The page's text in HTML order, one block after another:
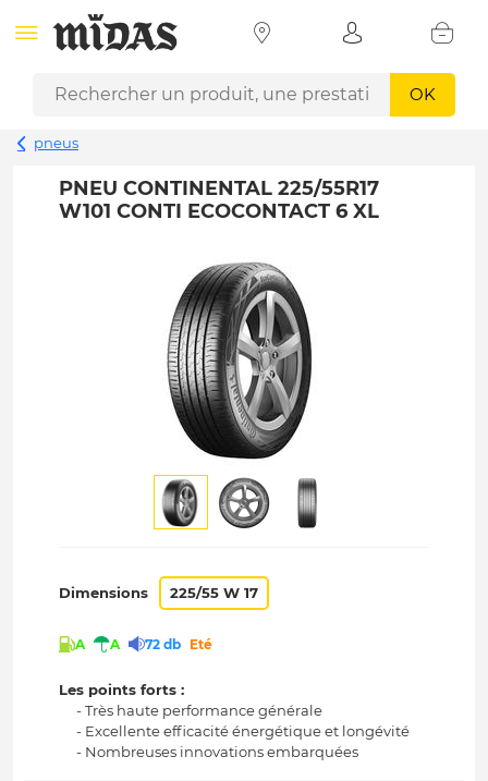
OK
pneus
PNEU CONTINENTAL 225/55R17
W101 CONTI ECOCONTACT 6 XL
Dimensions 225/55 W 17
A A 72 db Eté
Les points forts :
- Très haute performance générale
- Excellente efficacité énergétique et longévité
- Nombreuses innovations embarquées